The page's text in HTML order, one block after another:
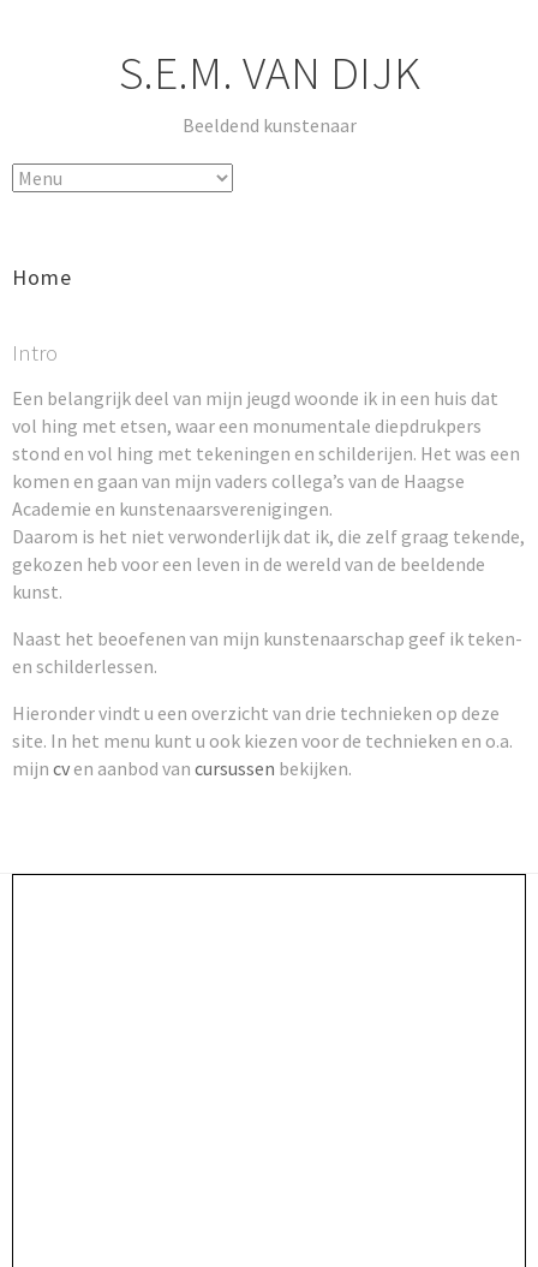
S.E.M. VAN DIJK
Beeldend kunstenaar
Home
Intro
Een belangrijk deel van mijn jeugd woonde ik in een huis dat
vol hing met etsen, waar een monumentale diepdrukpers
stond en vol hing met tekeningen en schilderijen. Het was een
komen en gaan van mijn vaders collega’s van de Haagse
Academie en kunstenaarsverenigingen.
Daarom is het niet verwonderlijk dat ik, die zelf graag tekende,
gekozen heb voor een leven in de wereld van de beeldende
kunst.
Naast het beoefenen van mijn kunstenaarschap geef ik teken-
en schilderlessen.
Hieronder vindt u een overzicht van drie technieken op deze
site. In het menu kunt u ook kiezen voor de technieken en o.a.
mijn cv en aanbod van cursussen bekijken.